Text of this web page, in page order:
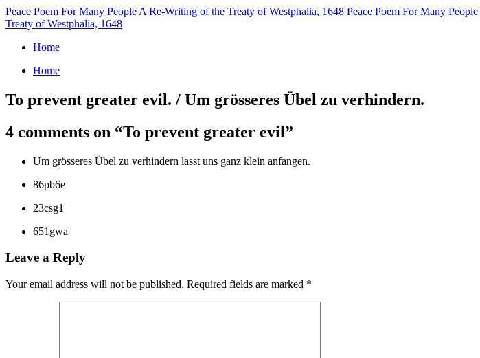
Peace Poem For Many People A Re-Writing of the Treaty of Westphalia, 1648 Peace Poem For Many People
Treaty of Westphalia, 1648
Home
Home
To prevent greater evil. / Um grösseres Übel zu verhindern.
4 comments on “To prevent greater evil”
Um grösseres Übel zu verhindern lasst uns ganz klein anfangen.
86pb6e
23csg1
651gwa
Leave a Reply
Your email address will not be published. Required fields are marked *